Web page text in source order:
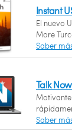
Instant
El nuevo
More
Saber
Talk
Saber